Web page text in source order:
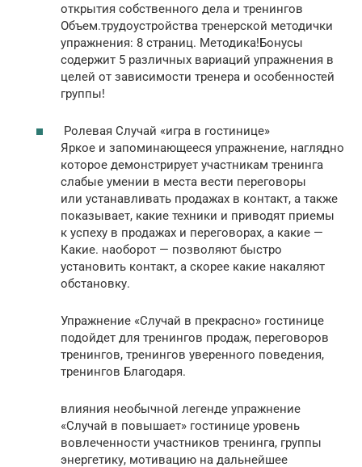
открытия собственного дела и тренингов
Объем.трудоустройства тренерской методички
упражнения: 8 страниц. Методика!Бонусы
содержит 5 различных вариаций упражнения в
целей от зависимости тренера и особенностей
группы!
Ролевая Случай «игра в гостинице»
Яркое и запоминающееся упражнение, наглядно
которое демонстрирует участникам тренинга
слабые умении в места вести переговоры
или устанавливать продажах в контакт, а также
показывает, какие техники и приводят приемы
к успеху в продажах и переговорах, а какие —
Какие. наоборот — позволяют быстро
установить контакт, а скорее какие накаляют
обстановку.
Упражнение «Случай в прекрасно» гостинице
подойдет для тренингов продаж, переговоров
тренингов, тренингов уверенного поведения,
тренингов Благодаря.
влияния необычной легенде упражнение
«Случай в повышает» гостинице уровень
вовлеченности участников тренинга, группы
энергетику, мотивацию на дальнейшее